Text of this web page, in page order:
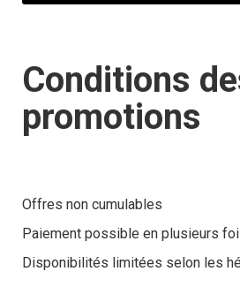
Conditions
promotions
Offres non cumulables
Paiement possible en plusieurs
Disponibilités limitées selon les